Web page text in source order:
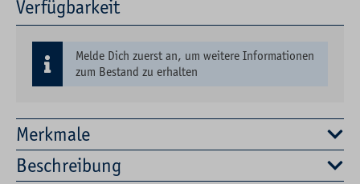
Merkmale
Beschreibung
Verfügbarkeit
Melde Dich zuerst an, um weitere Informationen
zum Bestand zu erhalten